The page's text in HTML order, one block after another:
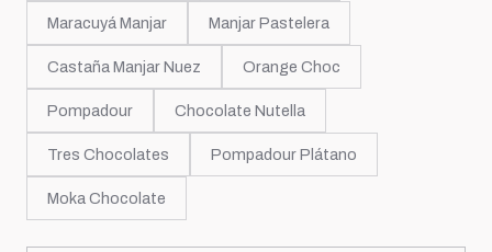
Maracuyá Manjar Manjar Pastelera
Castaña Manjar Nuez Orange Choc
Pompadour Chocolate Nutella
Tres Chocolates Pompadour Plátano
Moka Chocolate